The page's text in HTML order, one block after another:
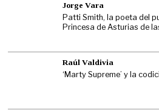
Jorge Vara
Patti Smith, la poeta del
Princesa de Asturias de
Raúl Valdivia
‘Marty Supreme’ y la